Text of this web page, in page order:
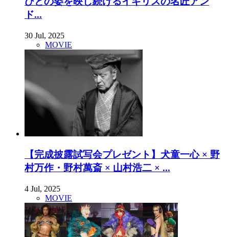
ド...
30 Jul, 2025
MOVIE
【完成披露試写会プレゼント】犬童一心 × 野
村万作・野村萬斎 × 山村浩二 × ...
4 Jul, 2025
MOVIE